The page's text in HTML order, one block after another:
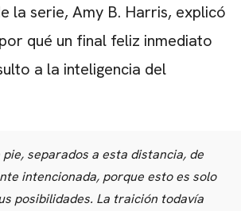
la serie, Amy B. Harris, explicó
qué un final feliz inmediato
a la inteligencia del
pie, separados a esta distancia, de
intencionada, porque esto es solo
posibilidades. La traición todavía